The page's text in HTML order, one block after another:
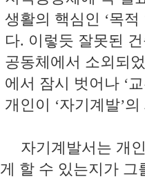
생활의 핵심인 ‘목적
다. 이렇듯 잘못된
공동체에서 소외되
에서 잠시 벗어나 ‘
개인이 ‘자기계발’의
자기계발서는 개
게 할 수 있는지가 그